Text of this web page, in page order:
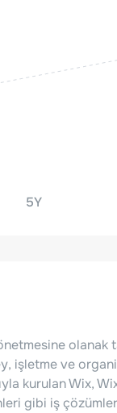
5Y
olanak
işletme ve
kurulan Wix,
gibi iş